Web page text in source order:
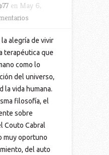
en May 6,
alegría de vivir
terapéutica que
como lo
del universo,
la vida humana.
filosofía, el
sobre
Couto Cabral
muy oportuno
del auto